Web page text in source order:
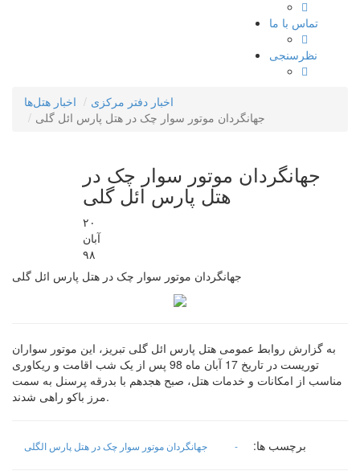
تماس با ما
نظرسنجی
اخبار هتل‌ها
اخبار دفتر مرکزی
جهانگردان موتور سوار چک در هتل پارس ائل گلی
جهانگردان موتور سوار چک در
هتل پارس ائل گلی
۲۰
آبان
۹۸
جهانگردان موتور سوار چک در هتل پارس ائل گلی
به گزارش روابط عمومی هتل پارس ائل گلی تبریز، این موتور سواران
توریست در تاریخ 17 آبان ماه 98 پس از یک شب اقامت و ریکاوری
مناسب از امکانات و خدمات هتل، صبح هجدهم با بدرقه پرسنل به سمت
مرز باکو راهی شدند.
برچسب ها: - جهانگردان موتور سوار چک در هتل پارس الگلی